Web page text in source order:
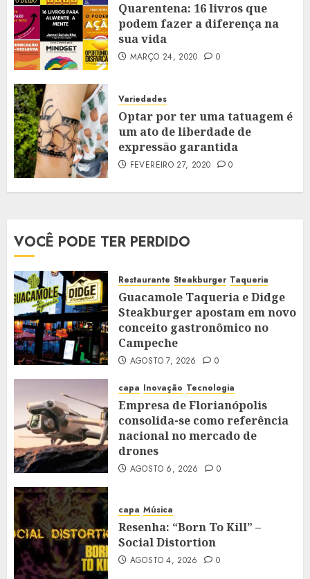
Quarentena: 16 livros que
podem fazer a diferença na
sua vida
MARÇO 24, 2020 0
Variedades
Optar por ter uma tatuagem é
um ato de liberdade de
expressão garantida
FEVEREIRO 27, 2020 0
VOCÊ PODE TER PERDIDO
Restaurante Steakburger Taqueria
Guacamole Taqueria e Didge
Steakburger apostam em novo
conceito gastronômico no
Campeche
AGOSTO 7, 2026 0
capa Inovação Tecnologia
Empresa de Florianópolis
consolida-se como referência
nacional no mercado de
drones
AGOSTO 6, 2026 0
capa Música
Resenha: “Born To Kill” –
Social Distortion
AGOSTO 4, 2026 0